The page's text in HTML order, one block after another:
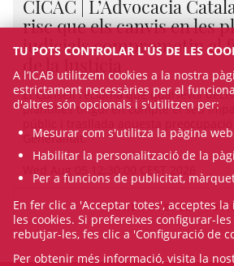
CICAC | L’Advocacia
risc que els canvis en les
judicials comprometin el
de la Justícia
El Consell reclama que qualsevol
plantilles tingui en compte el seu
Generalitat.
Wed Aug 05 12:30:00 CEST 2026
VEURE TOTES LES
TU POTS CONTROLAR L'ÚS DE LES
A l’ICAB utilitzem cookies a la nostra
estrictament necessàries per al
d'altres són opcionals i s'utilitzen per:
Mesurar com s'utilitza la pàgina
Habilitar la personalització de la
Per a funcions de publicitat,
En fer clic a 'Acceptar totes', acceptes la
les cookies. Si prefereixes configurar-
rebutjar-les, fes clic a 'Configuració de
Per obtenir més informació, visita la